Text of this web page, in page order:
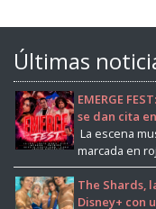
Últimas
EMERGE
se dan cita
La escena
marcada en
The Shards,
Disney+ con